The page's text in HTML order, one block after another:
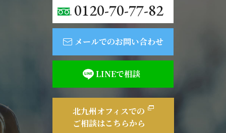
0120-70-77-82
メールでのお問い合わせ
LINEで相談
北九州オフィスでの
ご相談はこちらから